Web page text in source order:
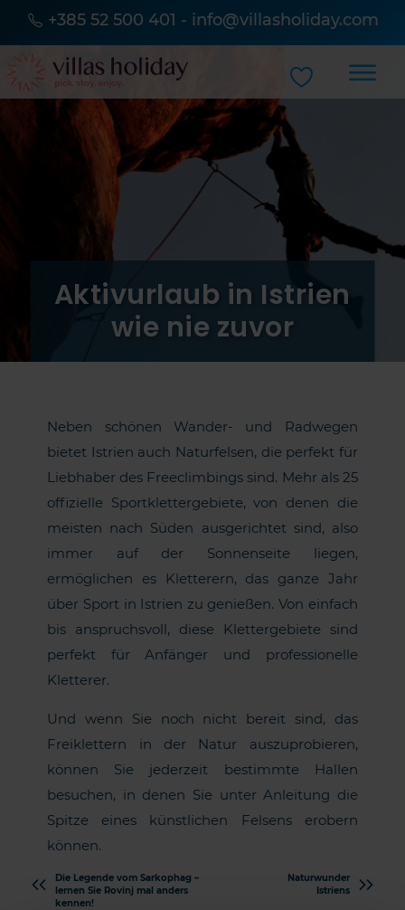
+385 52 500 401 - info@villasholiday.com
Aktivurlaub in Istrien
wie nie zuvor
Neben schönen Wander- und Radwegen
bietet Istrien auch Naturfelsen, die perfekt für
Liebhaber des Freeclimbings sind. Mehr als 25
offizielle Sportklettergebiete, von denen die
meisten nach Süden ausgerichtet sind, also
immer auf der Sonnenseite liegen,
ermöglichen es Kletterern, das ganze Jahr
über Sport in Istrien zu genießen. Von einfach
bis anspruchsvoll, diese Klettergebiete sind
perfekt für Anfänger und professionelle
Kletterer.
Und wenn Sie noch nicht bereit sind, das
Freiklettern in der Natur auszuprobieren,
können Sie jederzeit bestimmte Hallen
besuchen, in denen Sie unter Anleitung die
Spitze eines künstlichen Felsens erobern
können.
Die Legende vom Sarkophag –
lernen Sie Rovinj mal anders
kennen!
Naturwunder
Istriens